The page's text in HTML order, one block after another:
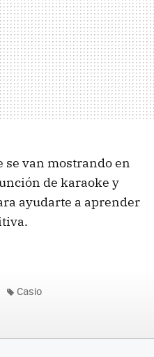
se van mostrando en
de karaoke y
ayudarte a aprender
Casio